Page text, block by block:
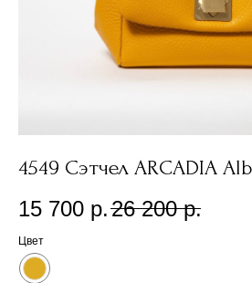
4549 Сэтчел ARCADIA
15 700 р.26 200 р.
Цвет